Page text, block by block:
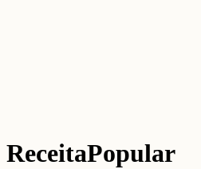
ReceitaPopular